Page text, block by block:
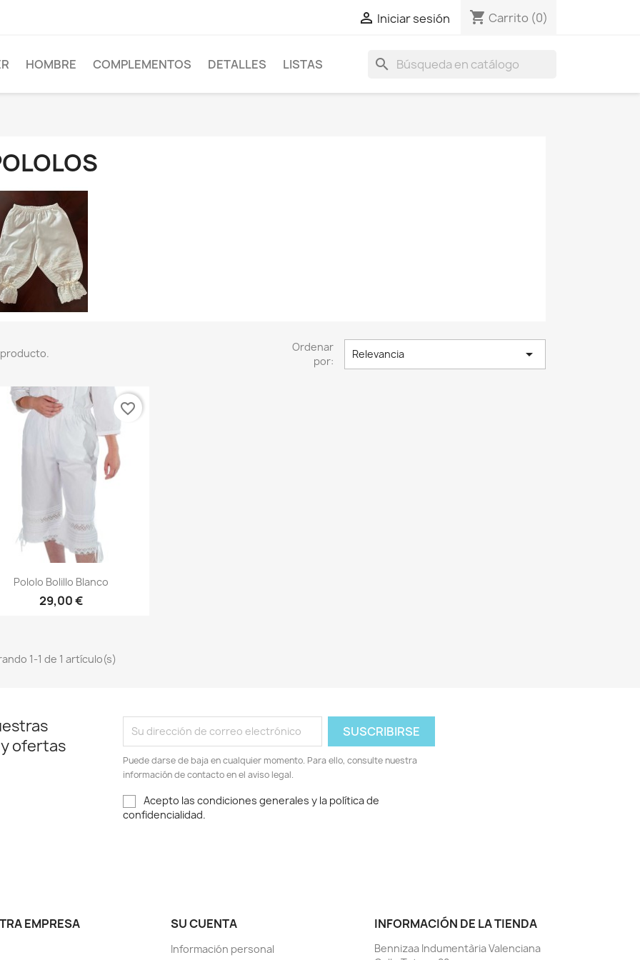
 Iniciar sesión shopping_cart Carrito (0)
HOMBRE COMPLEMENTOS DETALLES LISTAS search
producto.
Ordenar
por:
Relevancia 
Vista rápida
Pololo Bolillo Blanco
29,00 €
favorite_border
1-1 de 1 artículo(s)
ofertas
Puede darse de baja en cualquier momento. Para ello, consulte nuestra
información de contacto en el aviso legal.
Acepto las condiciones generales y la política de
confidencialidad.
EMPRESA SU CUENTA
Información personal
INFORMACIÓN DE LA TIENDA
Bennizaa Indumentària Valenciana